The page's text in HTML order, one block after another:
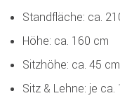
Standfläche: ca.
Höhe: ca. 160 cm
Sitzhöhe: ca. 45 cm
Sitz & Lehne: je ca.